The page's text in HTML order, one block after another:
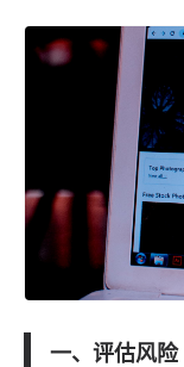
一、评估风险